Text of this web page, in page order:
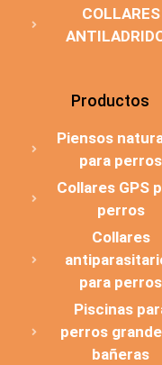
COLLARES
Productos
Piensos
para perros
Collares GPS
perros
Collares
para perros
Piscinas
perros
bañeras